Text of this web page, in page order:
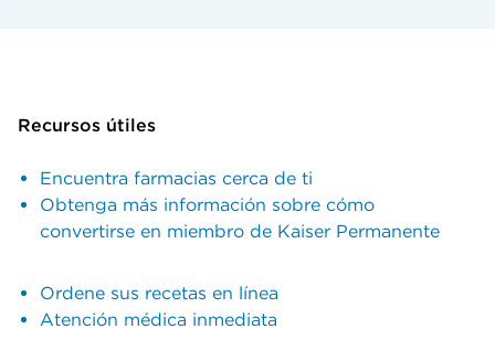
Recursos útiles
Encuentra farmacias cerca de ti
Obtenga más información sobre cómo
convertirse en miembro de Kaiser Permanente
Ordene sus recetas en línea
Atención médica inmediata